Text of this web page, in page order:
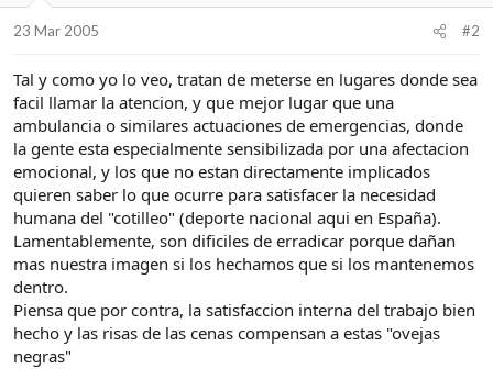
23 Mar 2005 #2
Tal y como yo lo veo, tratan de meterse en lugares donde sea
facil llamar la atencion, y que mejor lugar que una
ambulancia o similares actuaciones de emergencias, donde
la gente esta especialmente sensibilizada por una afectacion
emocional, y los que no estan directamente implicados
quieren saber lo que ocurre para satisfacer la necesidad
humana del "cotilleo" (deporte nacional aqui en España).
Lamentablemente, son dificiles de erradicar porque dañan
mas nuestra imagen si los hechamos que si los mantenemos
dentro.
Piensa que por contra, la satisfaccion interna del trabajo bien
hecho y las risas de las cenas compensan a estas "ovejas
negras"